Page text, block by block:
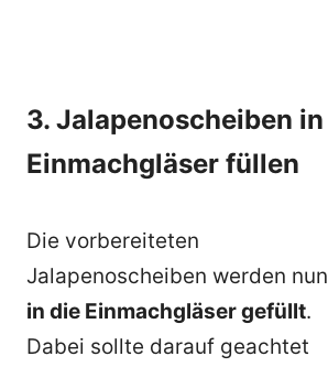
3. Jalapenoscheiben in
Einmachgläser füllen
Die vorbereiteten
Jalapenoscheiben werden nun
in die Einmachgläser gefüllt.
Dabei sollte darauf geachtet